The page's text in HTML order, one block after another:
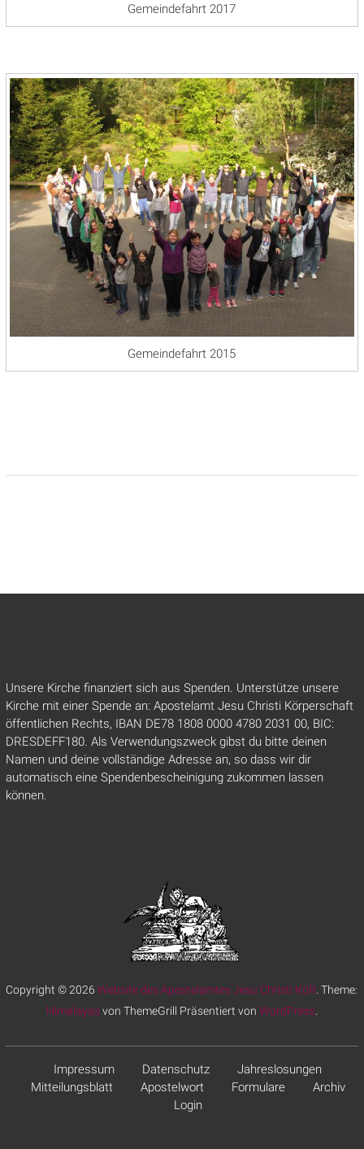
Gemeindefahrt 2017
Gemeindefahrt 2015
Unsere Kirche finanziert sich aus Spenden. Unterstütze unsere
Kirche mit einer Spende an: Apostelamt Jesu Christi Körperschaft
öffentlichen Rechts, IBAN DE78 1808 0000 4780 2031 00, BIC:
DRESDEFF180. Als Verwendungszweck gibst du bitte deinen
Namen und deine vollständige Adresse an, so dass wir dir
automatisch eine Spendenbescheinigung zukommen lassen
können.
Copyright © 2026Website des Apostelamtes Jesu Christi KöR . Theme:
Himalayasvon ThemeGrill Präsentiert von WordPress.
Impressum Datenschutz
Jahreslosungen
Mitteilungsblatt
Apostelwort Formulare
Archiv
Login